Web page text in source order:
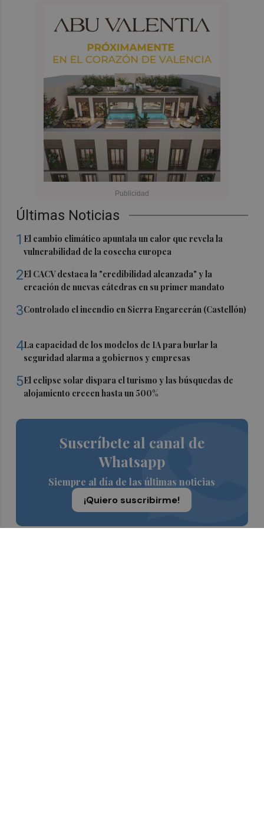
Últimas Noticias
1 El cambio climático apuntala un calor que revela la
vulnerabilidad de la cosecha europea
2El CACV destaca la "credibilidad alcanzada" y la
creación de nuevas cátedras en su primer mandato
3Controlado el incendio en Sierra Engarcerán (Castellón)
4La capacidad de los modelos de IA para burlar la
seguridad alarma a gobiernos y empresas
5El eclipse solar dispara el turismo y las búsquedas de
alojamiento crecen hasta un 500%
Suscríbete al canal de
Whatsapp
Siempre al día de las últimas noticias
¡Quiero suscribirme!